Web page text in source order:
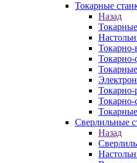
Токарные
Назад
Токарно-
Токарно-
Токарно-
Токарно-
Сверлильные
Назад